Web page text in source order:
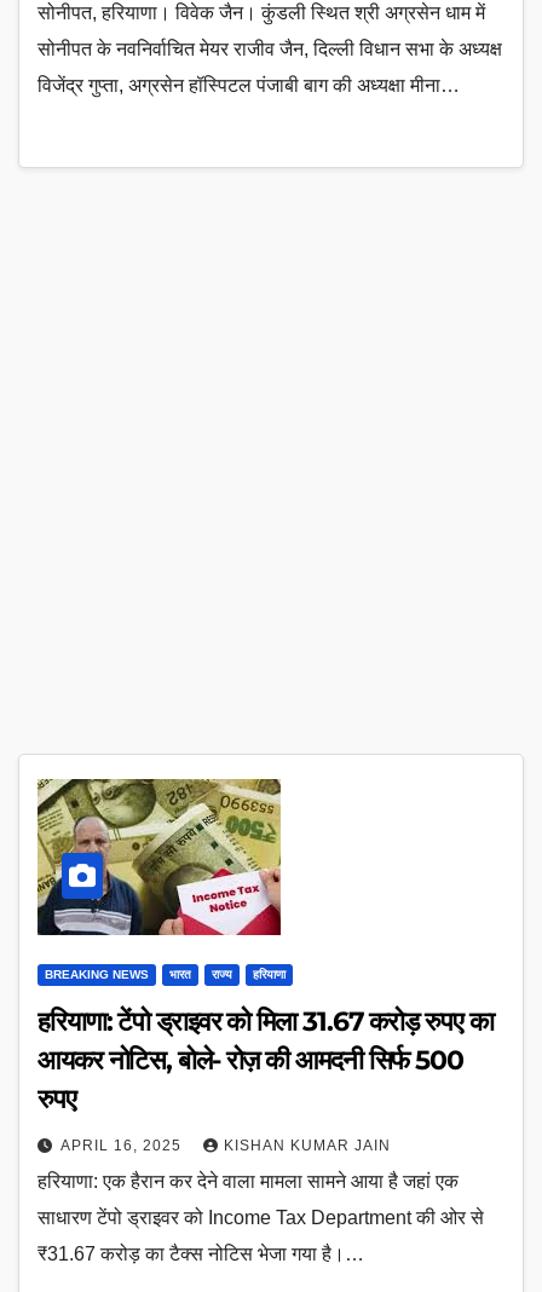
सोनीपत, हरियाणा। विवेक जैन। कुंडली स्थित श्री अग्रसेन धाम में
सोनीपत के नवनिर्वाचित मेयर राजीव जैन, दिल्ली विधान सभा के अध्यक्ष
विजेंद्र गुप्ता, अग्रसेन हॉस्पिटल पंजाबी बाग की अध्यक्षा मीना…
BREAKING NEWS भारत राज्य हरियाणा
हरियाणा: टेंपो ड्राइवर को मिला 31.67 करोड़ रुपए का
आयकर नोटिस, बोले- रोज़ की आमदनी सिर्फ 500
रुपए
APRIL 16, 2025 KISHAN KUMAR JAIN
हरियाणा: एक हैरान कर देने वाला मामला सामने आया है जहां एक
साधारण टेंपो ड्राइवर को Income Tax Department की ओर से
₹31.67 करोड़ का टैक्स नोटिस भेजा गया है।…